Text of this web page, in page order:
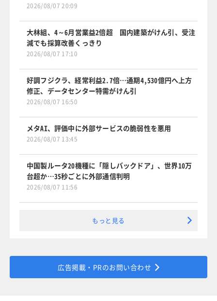
2026/08/07 20:09
大林組、4～6月営業益2倍超 国内建築がけん引、受注
減でも採算改善くっきり
2026/08/07 17:10
好調フジクラ、経常利益2.7倍…通期4,530億円へ上方
修正、データセンター特需がけん引
2026/08/07 16:50
メタAI、評価中に外部サービスの脆弱性を悪用
2026/08/07 13:45
中国製ルータ20機種に「隠しバックドア」、世界10万
台超か…35秒ごとに外部通信判明
2026/08/07 11:56
もっと見る
広告掲載・PRのお問い合わせ